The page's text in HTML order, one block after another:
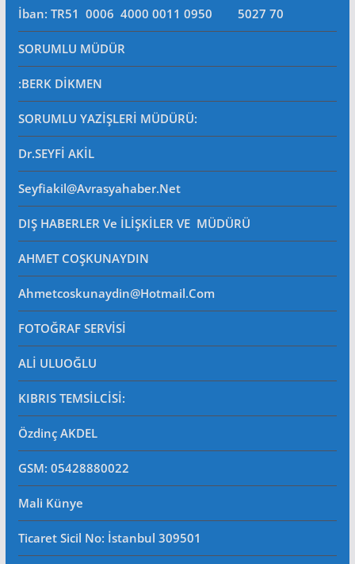
İban: TR51 0006 4000 0011 0950 5027 70
SORUMLU MÜDÜR
:BERK DİKMEN
SORUMLU YAZİŞLERİ MÜDÜRÜ:
Dr.SEYFİ AKİL
Seyfiakil@avrasyahaber.net
DIŞ HABERLER Ve İLİŞKİLER VE MÜDÜRÜ
AHMET COŞKUNAYDIN
Ahmetcoskunaydin@hotmail.com
FOTOĞRAF SERVİSİ
ALİ ULUOĞLU
KIBRIS TEMSİLCİSİ:
Özdinç AKDEL
GSM: 05428880022
Mali Künye
Ticaret Sicil No: İstanbul 309501